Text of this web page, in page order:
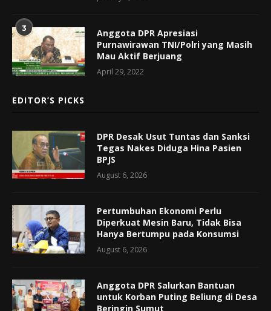
3
Anggota DPR Apresiasi
Purnawirawan TNI/Polri yang Masih
Mau Aktif Berjuang
April 29, 2022
EDITOR’S PICKS
DPR Desak Usut Tuntas dan Sanksi
Tegas Nakes Diduga Hina Pasien
BPJS
August 6, 2026
Pertumbuhan Ekonomi Perlu
Diperkuat Mesin Baru, Tidak Bisa
Hanya Bertumpu pada Konsumsi
August 6, 2026
Anggota DPR Salurkan Bantuan
untuk Korban Puting Beliung di Desa
Beringin Sumut